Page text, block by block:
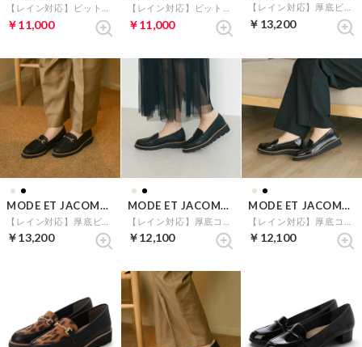
￥11,000 ￥11,000 ￥13,200
MODE ET JACOMO carino
￥13,200
MODE ET JACOMO carino
￥12,100
MODE ET JACOMO carino
￥12,100